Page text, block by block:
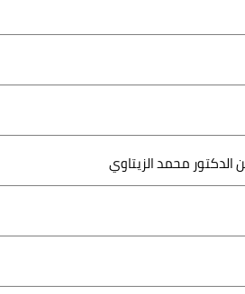
محمد الزيتاوي